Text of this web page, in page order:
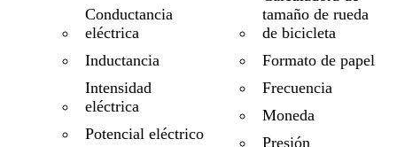
Conductancia
eléctrica
Inductancia
Intensidad
eléctrica
Potencial eléctrico
tamaño de rueda
de bicicleta
Formato de papel
Frecuencia
Moneda
Presión